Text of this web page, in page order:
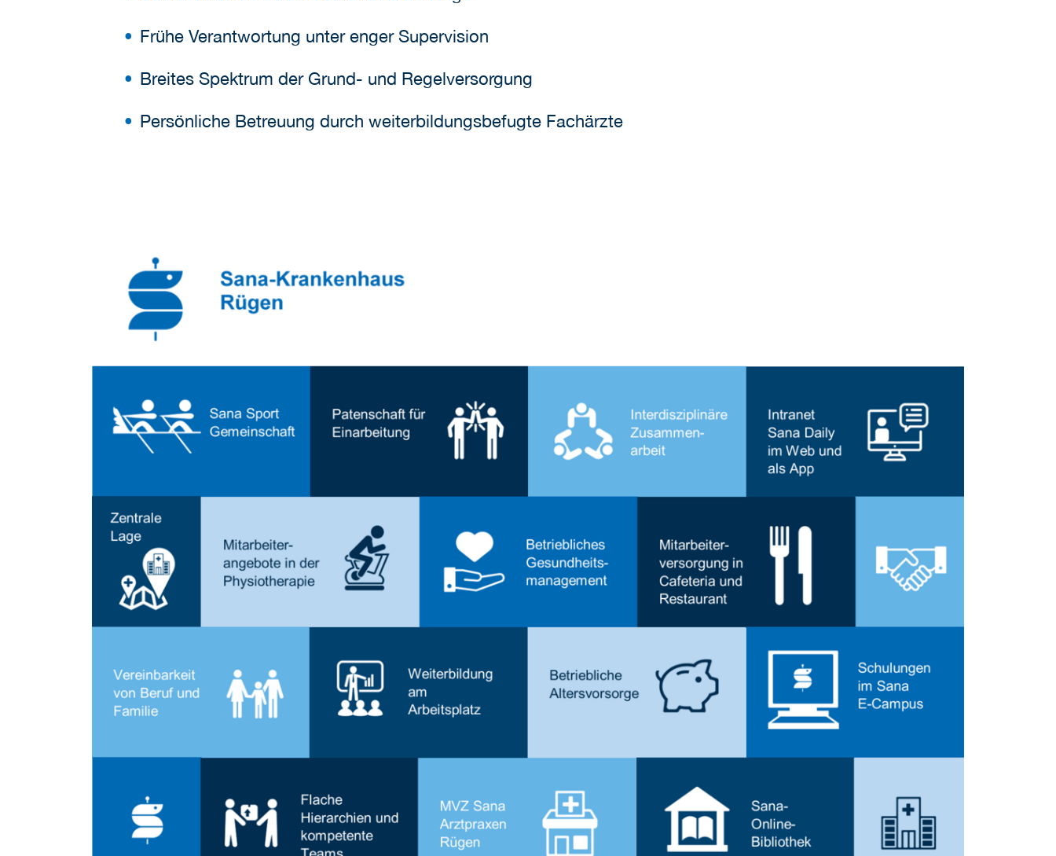
Frühe Verantwortung unter enger Supervision
Breites Spektrum der Grund- und Regelversorgung
Persönliche Betreuung durch weiterbildungsbefugte Fachärzte